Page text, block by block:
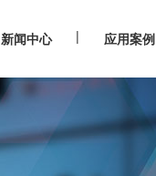
新闻中心 | 应用案例